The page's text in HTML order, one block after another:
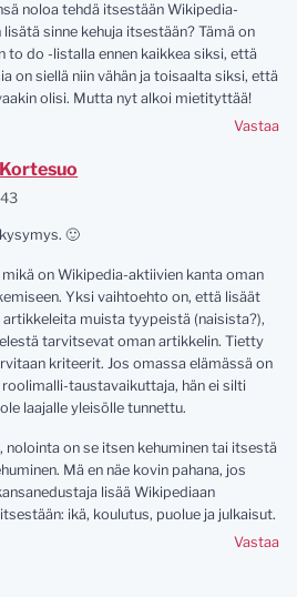
noloa tehdä itsestään Wikipedia-
sinne kehuja itsestään? Tämä on
to do -listalla ennen kaikkea siksi, että
on siellä niin vähän ja toisaalta siksi, että
olisi. Mutta nyt alkoi mietityttää!
Vastaa
🙂
mikä on Wikipedia-aktiivien kanta oman
Yksi vaihtoehto on, että lisäät
artikkeleita muista tyypeistä (naisista?),
tarvitsevat oman artikkelin. Tietty
kriteerit. Jos omassa elämässä on
taustavaikuttaja, hän ei silti
laajalle yleisölle tunnettu.
nolointa on se itsen kehuminen tai itsestä
Mä en näe kovin pahana, jos
lisää Wikipediaan
ikä, koulutus, puolue ja julkaisut.
Vastaa